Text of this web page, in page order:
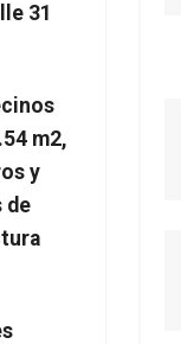
31
m2,
y
de